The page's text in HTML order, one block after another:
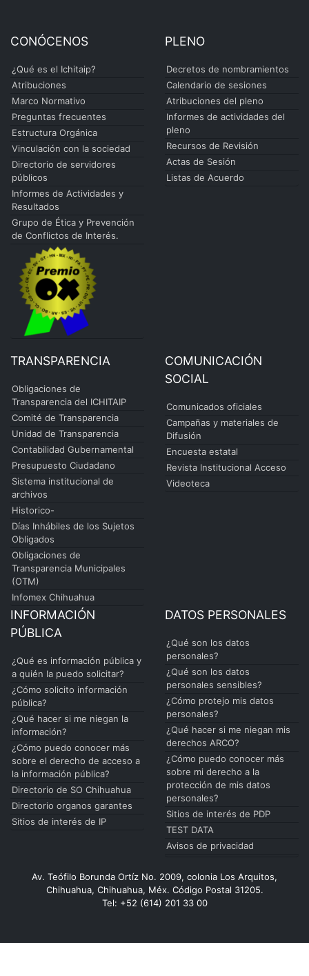
CONÓCENOS
¿Qué es el Ichitaip?
Atribuciones
Marco Normativo
Preguntas frecuentes
Estructura Orgánica
Vinculación con la sociedad
Directorio de servidores
públicos
Informes de Actividades y
Resultados
Grupo de Ética y Prevención
de Conflictos de Interés.
PLENO
Decretos de nombramientos
Calendario de sesiones
Atribuciones del pleno
Informes de actividades del
pleno
Recursos de Revisión
Actas de Sesión
Listas de Acuerdo
TRANSPARENCIA
Obligaciones de
Transparencia del ICHITAIP
Comité de Transparencia
Unidad de Transparencia
Contabilidad Gubernamental
Presupuesto Ciudadano
Sistema institucional de
archivos
Historico-
Días Inhábiles de los Sujetos
Obligados
Obligaciones de
Transparencia Municipales
(OTM)
Infomex Chihuahua
COMUNICACIÓN
SOCIAL
Comunicados oficiales
Campañas y materiales de
Difusión
Encuesta estatal
Revista Institucional Acceso
Videoteca
INFORMACIÓN
PÚBLICA
¿Qué es información pública y
a quién la puedo solicitar?
¿Cómo solicito información
pública?
¿Qué hacer si me niegan la
información?
¿Cómo puedo conocer más
sobre el derecho de acceso a
la información pública?
Directorio de SO Chihuahua
Directorio organos garantes
Sitios de interés de IP
DATOS PERSONALES
¿Qué son los datos
personales?
¿Qué son los datos
personales sensibles?
¿Cómo protejo mis datos
personales?
¿Qué hacer si me niegan mis
derechos ARCO?
¿Cómo puedo conocer más
sobre mi derecho a la
protección de mis datos
personales?
Sitios de interés de PDP
TEST DATA
Avisos de privacidad
Av. Teófilo Borunda Ortíz No. 2009, colonia Los Arquitos,
Chihuahua, Chihuahua, Méx. Código Postal 31205.
Tel: +52 (614) 201 33 00